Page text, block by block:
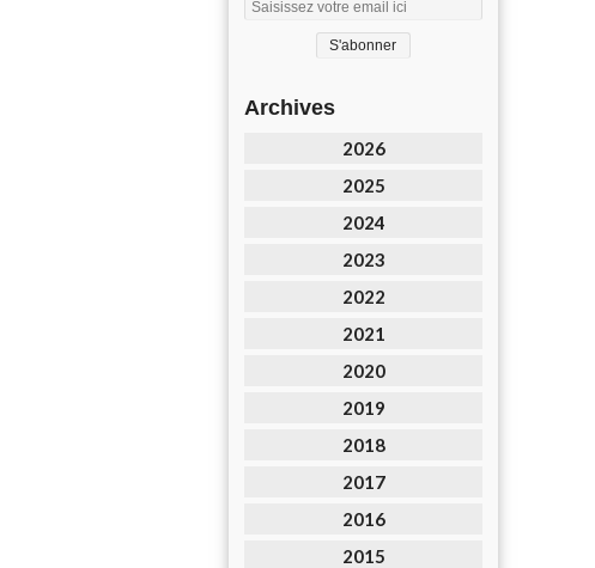
Archives
2026
2025
2024
2023
2022
2021
2020
2019
2018
2017
2016
2015